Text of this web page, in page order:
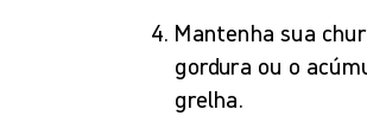
Mantenha sua
gordura ou o
grelha.